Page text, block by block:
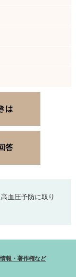
は
答
血圧予防に取り
報・著作権など